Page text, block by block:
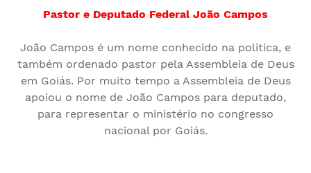
Pastor e Deputado Federal João Campos
João Campos é um nome conhecido na politica, e
também ordenado pastor pela Assembleia de Deus
em Goiás. Por muito tempo a Assembleia de Deus
apoiou o nome de João Campos para deputado,
para representar o ministério no congresso
nacional por Goiás.